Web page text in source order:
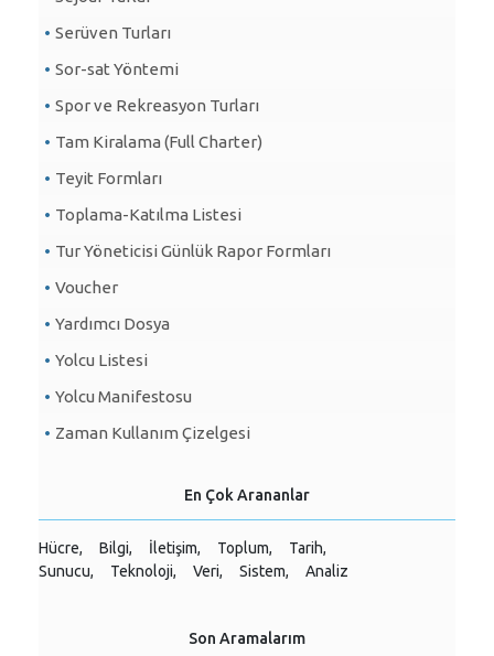
Serüven Turları
Sor-sat Yöntemi
Spor ve Rekreasyon Turları
Tam Kiralama (Full Charter)
Teyit Formları
Toplama-Katılma Listesi
Tur Yöneticisi Günlük Rapor Formları
Voucher
Yardımcı Dosya
Yolcu Listesi
Yolcu Manifestosu
Zaman Kullanım Çizelgesi
En Çok Arananlar
Hücre, Bilgi, İletişim, Toplum,
Tarih,
Sunucu,
Teknoloji, Veri, Sistem, Analiz
Son Aramalarım